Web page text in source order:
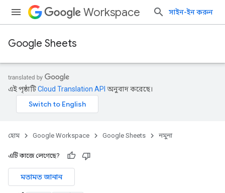
Workspace সাইন-ইন করুন
Google Sheets
এই পৃষ্ঠাটিCloud Translation API অনুবাদ করেছে।
হোম Google Workspace Google Sheets নমুনা
এটি কাজে লেগেছে?
মতামত জানান